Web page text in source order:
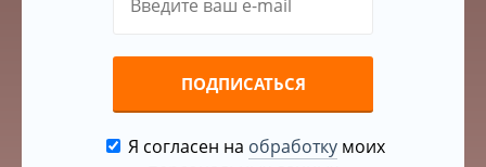
ПОДПИСАТЬСЯ
Я согласен на обработкумоих